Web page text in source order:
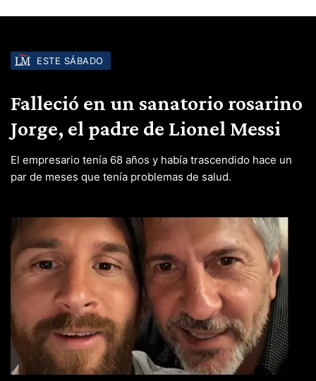
ESTE SÁBADO
Falleció en un sanatorio rosarino
Jorge, el padre de Lionel Messi
El empresario tenía 68 años y había trascendido hace un
par de meses que tenía problemas de salud.